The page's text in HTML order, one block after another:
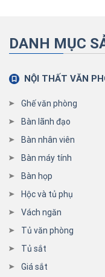
DANH MỤC
NỘI THẤT VĂN
Ghế văn phòng
Bàn lãnh đạo
Bàn nhân viên
Bàn máy tính
Bàn họp
Hộc và tủ phụ
Vách ngăn
Tủ văn phòng
Tủ sắt
Giá sắt